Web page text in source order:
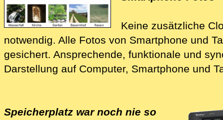
Keine zusätzliche
notwendig. Alle Fotos von Smartphone und
gesichert. Ansprechende, funktionale und
Darstellung auf Computer, Smartphone und
Speicherplatz war noch nie so